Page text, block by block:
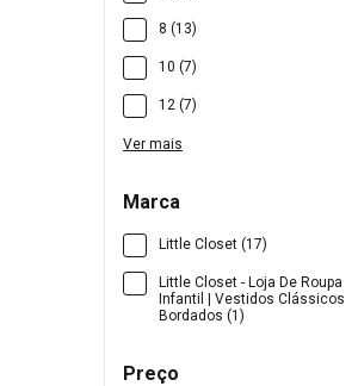
8 (13)
10 (7)
12 (7)
Ver mais
Marca
Little Closet (17)
Little Closet - Loja De Roupa
Infantil | Vestidos Clássicos
Bordados (1)
Preço